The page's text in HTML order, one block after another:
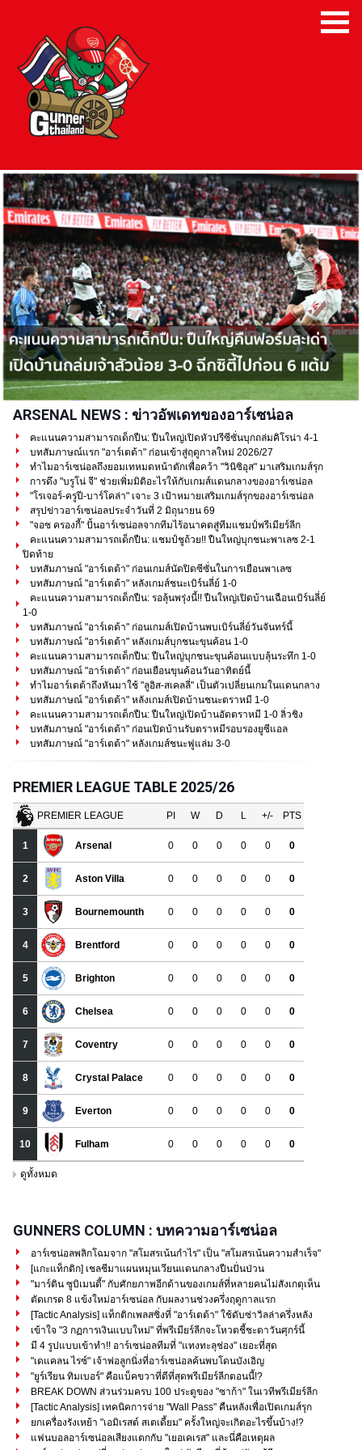
ARSENAL NEWS : ข่าวอัพเดทของอาร์เซน่อล
คะแนนความสามารถเด็กปืน: ปืนใหญ่เปิดหัวปรีซีซั่นบุกถล่มคิโรน่า 4-1
บทสัมภาษณ์แรก "อาร์เตต้า" ก่อนเข้าสู่ฤดูกาลใหม่ 2026/27
ทำไมอาร์เซน่อลถึงยอมเทหมดหน้าตักเพื่อคว้า "วินิซิอุส" มาเสริมเกมส์รุก
การดึง "บรูโน่ จี" ช่วยเพิ่มมิติอะไรให้กับเกมส์แดนกลางของอาร์เซน่อล
"โรเจอร์-ครูปี-บาร์โคล่า" เจาะ 3 เป้าหมายเสริมเกมส์รุกของอาร์เซน่อล
สรุปข่าวอาร์เซน่อลประจำวันที่ 2 มิถุนายน 69
"จอซ ครองกี้" ปั้นอาร์เซน่อลจากทีมไร้อนาคตสู่ทีมแชมป์พรีเมียร์ลีก
คะแนนความสามารถเด็กปืน: แชมป์ชูถ้วย!! ปืนใหญ่บุกชนะพาเลซ 2-1
ปิดท้าย
บทสัมภาษณ์ "อาร์เตต้า" ก่อนเกมส์นัดปิดซีซั่นในการเยือนพาเลซ
บทสัมภาษณ์ "อาร์เตต้า" หลังเกมส์ชนะเบิร์นลี่ย์ 1-0
คะแนนความสามารถเด็กปืน: รอลุ้นพรุ่งนี้!! ปืนใหญ่เปิดบ้านเฉือนเบิร์นลี่ย์
1-0
บทสัมภาษณ์ "อาร์เตต้า" ก่อนเกมส์เปิดบ้านพบเบิร์นลี่ย์วันจันทร์นี้
บทสัมภาษณ์ "อาร์เตต้า" หลังเกมส์บุกชนะขุนค้อน 1-0
คะแนนความสามารถเด็กปืน: ปืนใหญ่บุกชนะขุนค้อนแบบลุ้นระทึก 1-0
บทสัมภาษณ์ "อาร์เตต้า" ก่อนเยือนขุนค้อนวันอาทิตย์นี้
ทำไมอาร์เตต้าถึงหันมาใช้ "ลูอิส-สเคลลี่" เป็นตัวเปลี่ยนเกมในแดนกลาง
บทสัมภาษณ์ "อาร์เตต้า" หลังเกมส์เปิดบ้านชนะตราหมี 1-0
คะแนนความสามารถเด็กปืน: ปืนใหญ่เปิดบ้านอัดตราหมี 1-0 ลิ่วชิง
บทสัมภาษณ์ "อาร์เตต้า" ก่อนเปิดบ้านรับตราหมีรอบรองยูซีแอล
บทสัมภาษณ์ "อาร์เตต้า" หลังเกมส์ชนะฟูแล่ม 3-0
PREMIER LEAGUE TABLE 2025/26
GUNNERS COLUMN : บทความอาร์เซน่อล
อาร์เซน่อลพลิกโฉมจาก "สโมสรเน้นกำไร" เป็น "สโมสรเน้นความสำเร็จ"
[แกะแท็กติก] เชลชีมาแผนหมุนเวียนแดนกลางปืนปั่นป่วน
"มาร์ติน ซูบิเมนดี้" กับศักยภาพอีกด้านของเกมส์ที่หลายคนไม่สังเกตุเห็น
ตัดเกรด 8 แข้งใหม่อาร์เซน่อล กับผลงานช่วงครึ่งฤดูกาลแรก
[Tactic Analysis] แท็กติกเพลสซิ่งที่ "อาร์เตต้า" ใช้ดับซ่าวิลล่าครึ่งหลัง
เข้าใจ "3 กฏการเงินแบบใหม่" ที่พรีเมียร์ลีกจะโหวตชี้ชะตาวันศุกร์นี้
มี 4 รูปแบบเข้าทำ!! อาร์เซน่อลทีมที่ "แทงทะลุช่อง" เยอะที่สุด
"เดแคลน ไรซ์" เจ้าพ่อลูกนิ่งที่อาร์เซน่อลค้นพบโดนบังเอิญ
"ยูร์เรียน ทิมเบอร์" คือแบ็คขวาที่ดีที่สุดพรีเมียร์ลีกตอนนี้!?
BREAK DOWN ส่วนร่วมครบ 100 ประตูของ "ซาก้า" ในเวทีพรีเมียร์ลีก
[Tactic Analysis] เทคนิคการจ่าย "Wall Pass" คืนหลังเพื่อเปิดเกมส์รุก
ยกเครื่องรังเหย้า "เอมิเรสต์ สเตเดี้ยม" ครั้งใหญ่จะเกิดอะไรขึ้นบ้าง!?
แฟนบอลอาร์เซน่อลเสียงแตกกับ "เยอเคเรส" และนี่คือเหตุผล